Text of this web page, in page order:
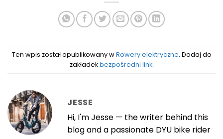
Ten wpis został opublikowany wRowery elektryczne. Dodaj do
zakładekbezpośredni link.
JESSE
Hi, I'm Jesse — the writer behind this
blog and a passionate DYU bike rider